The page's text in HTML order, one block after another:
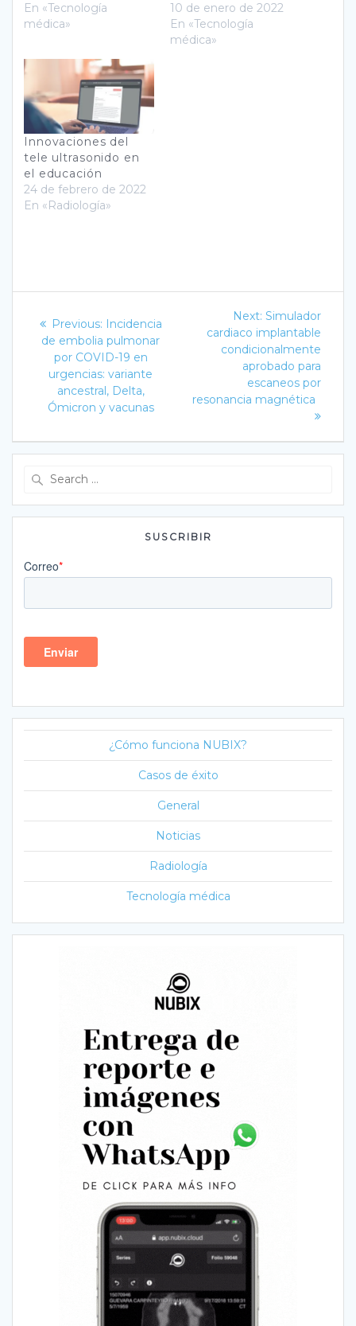
En «Tecnología
médica»
10 de enero de 2022
En «Tecnología
médica»
Innovaciones del
tele ultrasonido en
el educación
24 de febrero de 2022
En «Radiología»
entradas
Previous: Previous
post:
Incidencia
de embolia pulmonar
por COVID-19 en
urgencias: variante
ancestral, Delta,
Ómicron y vacunas
Next: Next
post:
Simulador
cardiaco implantable
condicionalmente
aprobado para
escaneos por
resonancia magnética
SUSCRIBIR
¿Cómo funciona NUBIX?
Casos de éxito
General
Noticias
Radiología
Tecnología médica